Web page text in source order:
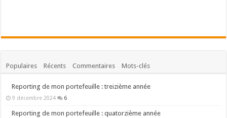
Populaires Récents Commentaires Mots-clés
Reporting de mon portefeuille : treizième année
9 décembre 2024 6
Reporting de mon portefeuille : quatorzième année